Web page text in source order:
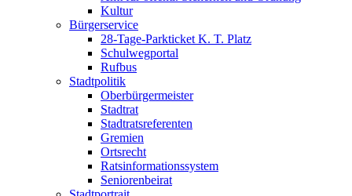
Kultur
Bürgerservice
28-Tage-Parkticket K. T. Platz
Schulwegportal
Rufbus
Stadtpolitik
Oberbürgermeister
Stadtrat
Stadtratsreferenten
Gremien
Ortsrecht
Ratsinformationssystem
Seniorenbeirat